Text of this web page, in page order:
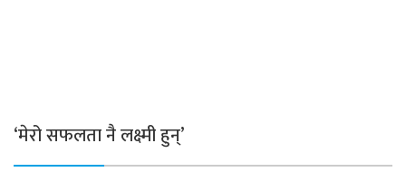
‘मेरो सफलता नै लक्ष्मी हुन्’